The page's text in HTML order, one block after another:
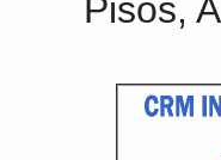
Pisos,